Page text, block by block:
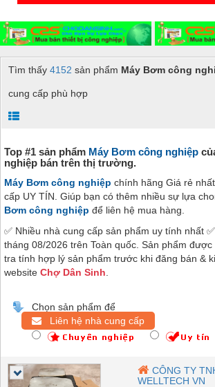
Tìm thấy 4152 sản phẩm Máy Bơm công
cung cấp phù hợp
Top #1 sản phẩm Máy Bơm công nghiệp
nghiệp bán trên thị trường.
Máy Bơm công nghiệp chính hãng Giá rẻ
cấp UY TÍN. Giúp bạn có thêm nhiều sự lựa
Bơm công nghiệp để liên hệ mua hàng.
✅ Nhiều nhà cung cấp sản phẩm uy tính nhất
tháng 08/2026 trên Toàn quốc. Sản phẩm
tra tính hợp lý sản phẩm trước khi đăng bán &
website Chợ Dân Sinh
Chọn sản phẩm để
Liên hệ nhà cung cấp
CÔNG TY
WELLTECH VN